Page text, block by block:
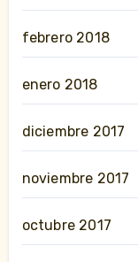
febrero 2018
enero 2018
diciembre 2017
noviembre 2017
octubre 2017